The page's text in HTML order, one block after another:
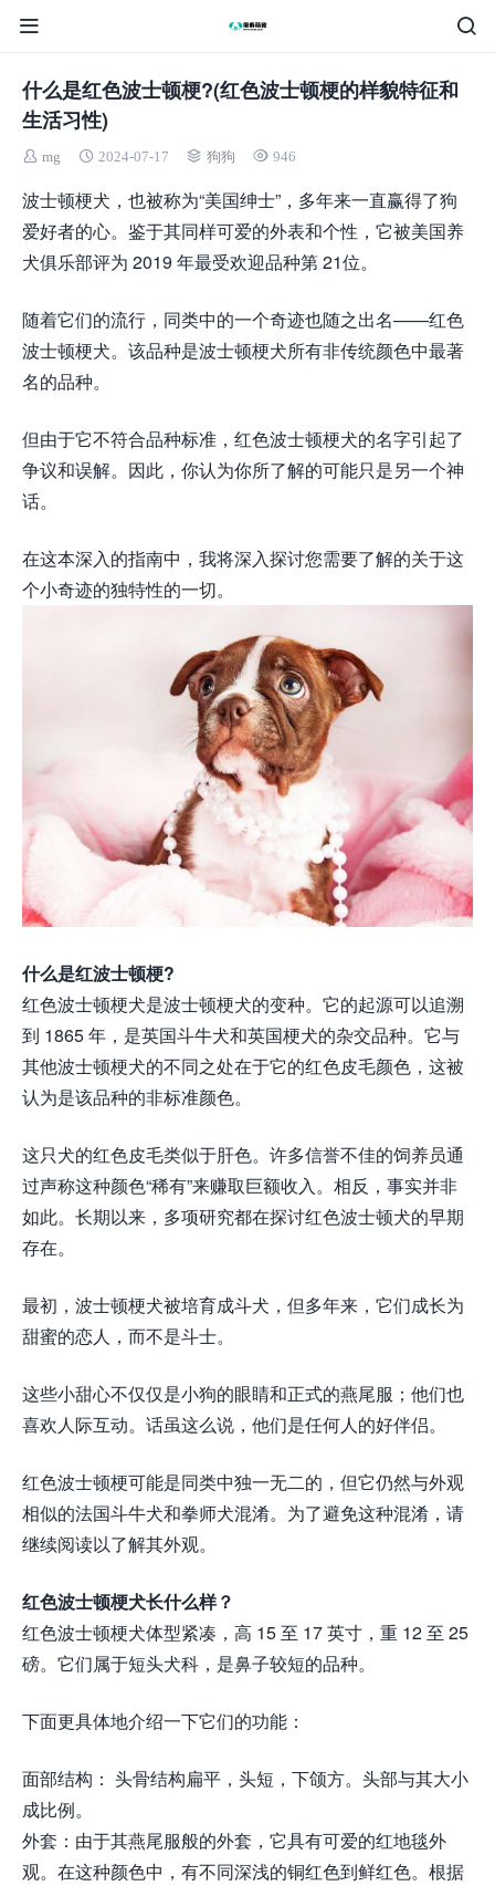
什么是红色波士顿梗?(红色波士顿梗的样貌特征和
生活习性)
mg 2024-07-17 狗狗 946
波士顿梗犬，也被称为“美国绅士”，多年来一直赢得了狗
爱好者的心。鉴于其同样可爱的外表和个性，它被美国养
犬俱乐部评为 2019 年最受欢迎品种第 21位。
随着它们的流行，同类中的一个奇迹也随之出名——红色
波士顿梗犬。该品种是波士顿梗犬所有非传统颜色中最著
名的品种。
但由于它不符合品种标准，红色波士顿梗犬的名字引起了
争议和误解。因此，你认为你所了解的可能只是另一个神
话。
在这本深入的指南中，我将深入探讨您需要了解的关于这
个小奇迹的独特性的一切。
什么是红波士顿梗?
红色波士顿梗犬是波士顿梗犬的变种。它的起源可以追溯
到 1865 年，是英国斗牛犬和英国梗犬的杂交品种。它与
其他波士顿梗犬的不同之处在于它的红色皮毛颜色，这被
认为是该品种的非标准颜色。
这只犬的红色皮毛类似于肝色。许多信誉不佳的饲养员通
过声称这种颜色“稀有”来赚取巨额收入。相反，事实并非
如此。长期以来，多项研究都在探讨红色波士顿犬的早期
存在。
最初，波士顿梗犬被培育成斗犬，但多年来，它们成长为
甜蜜的恋人，而不是斗士。
这些小甜心不仅仅是小狗的眼睛和正式的燕尾服；他们也
喜欢人际互动。话虽这么说，他们是任何人的好伴侣。
红色波士顿梗可能是同类中独一无二的，但它仍然与外观
相似的法国斗牛犬和拳师犬混淆。为了避免这种混淆，请
继续阅读以了解其外观。
红色波士顿梗犬长什么样？
红色波士顿梗犬体型紧凑，高 15 至 17 英寸，重 12 至 25
磅。它们属于短头犬科，是鼻子较短的品种。
下面更具体地介绍一下它们的功能：
面部结构： 头骨结构扁平，头短，下颌方。头部与其大小
成比例。
外套：由于其燕尾服般的外套，它具有可爱的红地毯外
观。在这种颜色中，有不同深浅的铜红色到鲜红色。根据